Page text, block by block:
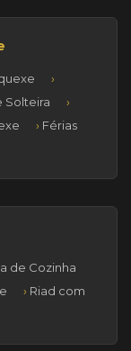
Solteira
Férias
de Cozinha
Riad com